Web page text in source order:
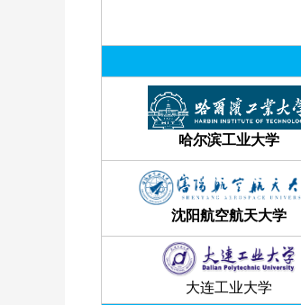
哈尔滨工业大学
沈阳航空航天大学
大连工业大学